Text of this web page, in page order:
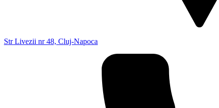
Str Livezii nr 48, Cluj-Napoca